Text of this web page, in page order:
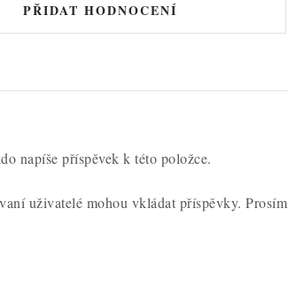
PŘIDAT HODNOCENÍ
napíše příspěvek k této položce.
uživatelé mohou vkládat příspěvky. Prosím